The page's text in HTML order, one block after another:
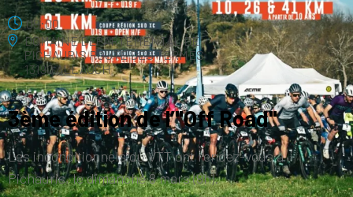
09:00
DOMAINE DÉPARTEMENTAL DE
PICHAURISROUTE DES TERMES
13190 ALLAUCH
3ème édition de l’"Off Road"
Les inconditionnels du VTT ont rendez-vous à
Pichauris, le dimanche 8 mars (9h).